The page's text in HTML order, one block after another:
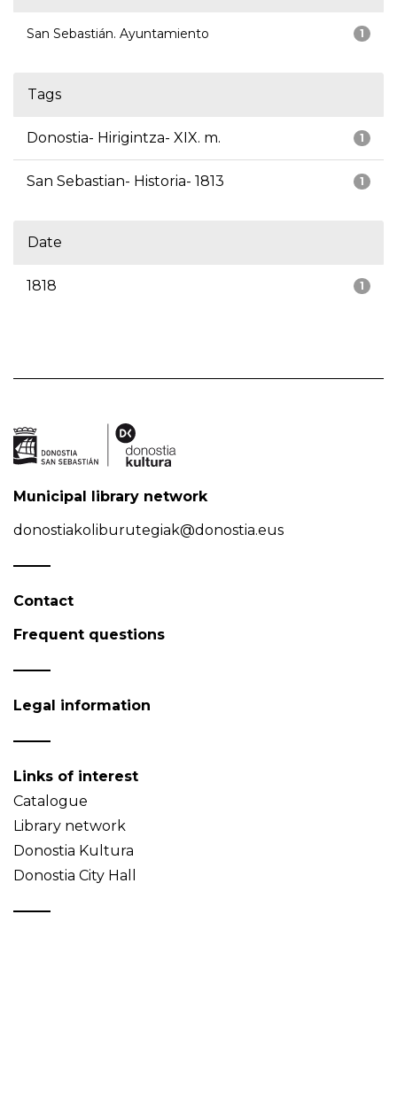
1
San Sebastián. Ayuntamiento
Tags
1
Donostia- Hirigintza- XIX. m.
1
San Sebastian- Historia- 1813
Date
1
1818
Municipal library network
donostiakoliburutegiak@donostia.eus
Contact
Frequent questions
Legal information
Links of interest
Catalogue
Library network
Donostia Kultura
Donostia City Hall